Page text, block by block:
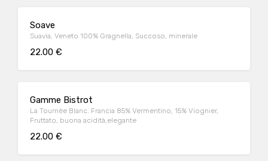
Soave
Suavia, Veneto 100% Gragnella, Succoso, minerale
22.00 €
Gamme Bistrot
La Tournèe Blanc. Francia 85% Vermentino, 15% Viognier,
Fruttato, buona acidità,elegante
22.00 €